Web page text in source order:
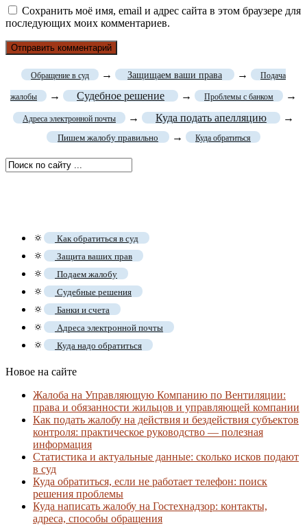
Сохранить моё имя, email и адрес сайта в этом браузере для
последующих моих комментариев.
Обращение в суд → Защищаем ваши права → Подача
жалобы → Судебное решение → Проблемы с банком →
Адреса электронной почты → Куда подать апелляцию →
Пишем жалобу правильно → Куда обратиться
🔅 Как обратиться в суд
🔅 Защита ваших прав
🔅 Подаем жалобу
🔅 Судебные решения
🔅 Банки и счета
🔅 Адреса электронной почты
🔅 Куда надо обратиться
Новое на сайте
Жалоба на Управляющую Компанию по Вентиляции:
права и обязанности жильцов и управляющей компании
Как подать жалобу на действия и бездействия субъектов
контроля: практическое руководство — полезная
информация
Статистика и актуальные данные: сколько исков подают
в суд
Куда обратиться, если не работает телефон: поиск
решения проблемы
Куда написать жалобу на Гостехнадзор: контакты,
адреса, способы обращения